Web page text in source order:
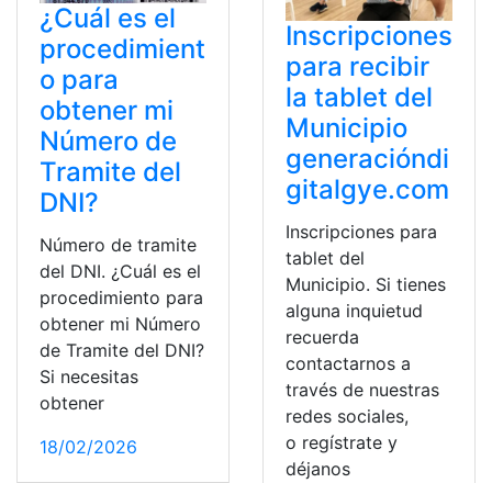
¿Cuál es el
procedimient
o para
obtener mi
Número de
Tramite del
DNI?
Número de tramite
del DNI. ¿Cuál es el
procedimiento para
obtener mi Número
de Tramite del DNI?
Si necesitas
obtener
18/02/2026
Inscripciones
para recibir
la tablet del
Municipio
generacióndi
gitalgye.com
Inscripciones para
tablet del
Municipio. Si tienes
alguna inquietud
recuerda
contactarnos a
través de nuestras
redes sociales,
o regístrate y
déjanos